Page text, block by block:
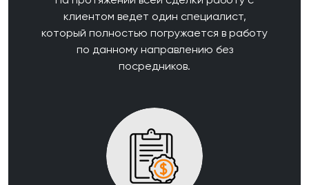
клиентом ведет один специалист,
который полностью погружается в работу
по данному направлению без
посредников.